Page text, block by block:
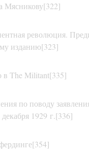
Мясникову[322]
революция.
изданию[323]
в The Militant[335]
по поводу
декабря 1929 г.[336]